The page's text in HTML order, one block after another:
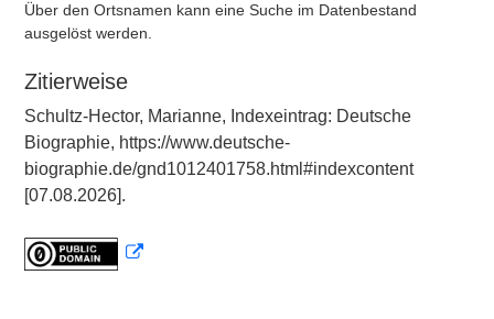
Über den Ortsnamen kann eine Suche im Datenbestand
ausgelöst werden.
Zitierweise
Schultz-Hector, Marianne, Indexeintrag: Deutsche
Biographie, https://www.deutsche-
biographie.de/gnd1012401758.html#indexcontent
[07.08.2026].